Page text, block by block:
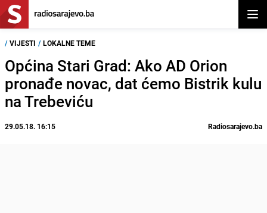
/ VIJESTI / LOKALNE TEME
Općina Stari Grad: Ako AD Orion
pronađe novac, dat ćemo Bistrik kulu
na Trebeviću
29.05.18. 16:15 Radiosarajevo.ba